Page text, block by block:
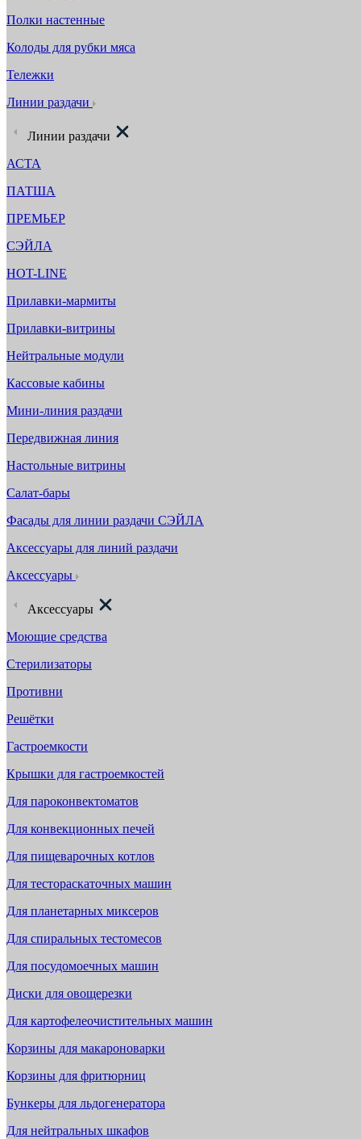
Полки настенные
Колоды для рубки мяса
Тележки
Линии раздачи
Линии раздачи
АСТА
ПАТША
ПРЕМЬЕР
СЭЙЛА
HOT-LINE
Прилавки-мармиты
Прилавки-витрины
Нейтральные модули
Кассовые кабины
Мини-линия раздачи
Передвижная линия
Настольные витрины
Салат-бары
Фасады для линии раздачи СЭЙЛА
Аксессуары для линий раздачи
Аксессуары
Аксессуары
Моющие средства
Стерилизаторы
Противни
Решётки
Гастроемкости
Крышки для гастроемкостей
Для пароконвектоматов
Для конвекционных печей
Для пищеварочных котлов
Для тестораскаточных машин
Для планетарных миксеров
Для спиральных тестомесов
Для посудомоечных машин
Диски для овощерезки
Для картофелеочистительных машин
Корзины для макароноварки
Корзины для фритюрниц
Бункеры для льдогенератора
Для нейтральных шкафов